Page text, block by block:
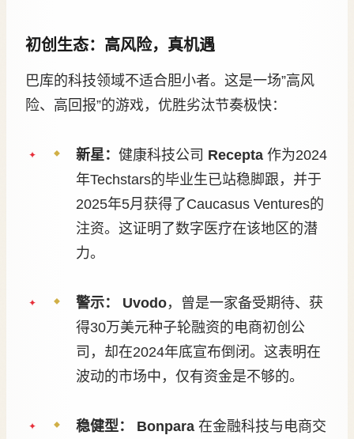
初创生态：高风险，真机遇
巴库的科技领域不适合胆小者。这是一场”高风
险、高回报”的游戏，优胜劣汰节奏极快：
新星： 健康科技公司 Recepta 作为2024
年Techstars的毕业生已站稳脚跟，并于
2025年5月获得了Caucasus Ventures的
注资。这证明了数字医疗在该地区的潜
力。
警示： Uvodo，曾是一家备受期待、获
得30万美元种子轮融资的电商初创公
司，却在2024年底宣布倒闭。这表明在
波动的市场中，仅有资金是不够的。
稳健型： Bonpara 在金融科技与电商交